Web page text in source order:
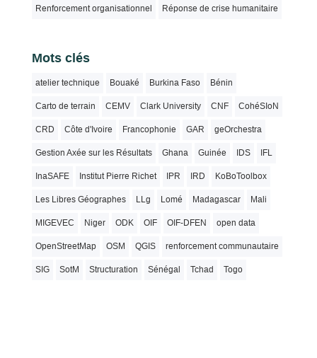
Renforcement organisationnel Réponse de crise humanitaire
Mots clés
atelier technique Bouaké Burkina Faso Bénin
Carto de terrain CEMV Clark University CNF CohéSIoN
CRD Côte d'Ivoire Francophonie GAR geOrchestra
Gestion Axée sur les Résultats Ghana Guinée IDS IFL
InaSAFE Institut Pierre Richet IPR IRD KoBoToolbox
Les Libres Géographes LLg Lomé Madagascar Mali
MIGEVEC Niger ODK OIF OIF-DFEN open data
OpenStreetMap OSM QGIS renforcement communautaire
SIG SotM Structuration Sénégal Tchad Togo